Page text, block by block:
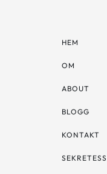
HEM
OM
ABOUT
BLOGG
KONTAKT